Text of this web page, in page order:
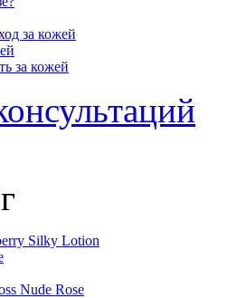
за кожей
за кожей
Silky Lotion
Nude Rose